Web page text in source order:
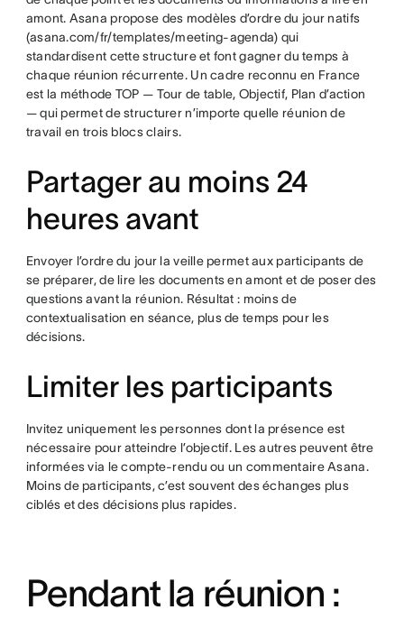
amont. Asana propose des modèles d’ordre du jour natifs
(asana.com/fr/templates/meeting-agenda) qui
standardisent cette structure et font gagner du temps à
chaque réunion récurrente. Un cadre reconnu en France
est la méthode TOP — Tour de table, Objectif, Plan d’action
— qui permet de structurer n’importe quelle réunion de
travail en trois blocs clairs.
Partager au moins 24
heures avant
Envoyer l’ordre du jour la veille permet aux participants de
se préparer, de lire les documents en amont et de poser des
questions avant la réunion. Résultat : moins de
contextualisation en séance, plus de temps pour les
décisions.
Limiter les participants
Invitez uniquement les personnes dont la présence est
nécessaire pour atteindre l’objectif. Les autres peuvent être
informées via le compte-rendu ou un commentaire Asana.
Moins de participants, c’est souvent des échanges plus
ciblés et des décisions plus rapides.
Pendant la réunion :